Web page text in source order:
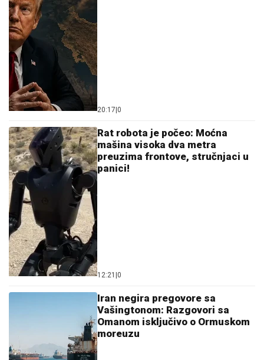
20:17 0
Rat robota je počeo: Moćna
mašina visoka dva metra
preuzima frontove, stručnjaci u
panici!
12:21 0
Iran negira pregovore sa
Vašingtonom: Razgovori sa
Omanom isključivo o Ormuskom
moreuzu